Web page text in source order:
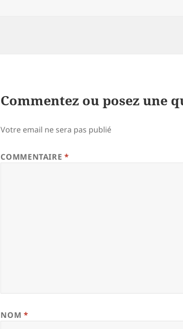
Commentez ou posez une
Votre email ne sera pas publié
COMMENTAIRE*
NOM *